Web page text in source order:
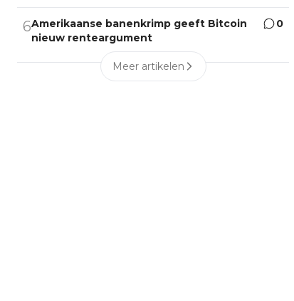
6Amerikaanse banenkrimp geeft Bitcoin
nieuw renteargument
0
Meer artikelen